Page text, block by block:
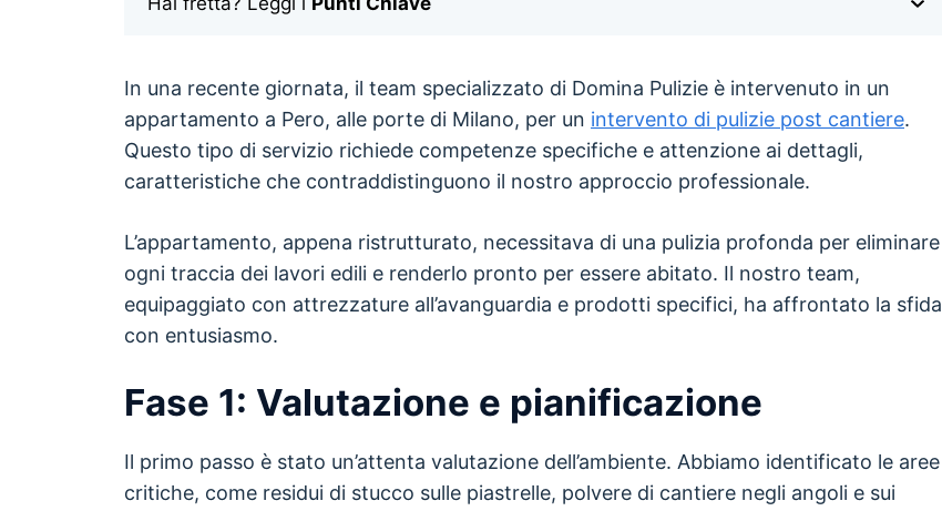
In una recente giornata, il team specializzato di Domina Pulizie è intervenuto in un
appartamento a Pero, alle porte di Milano, per un intervento di pulizie post cantiere.
Questo tipo di servizio richiede competenze specifiche e attenzione ai dettagli,
caratteristiche che contraddistinguono il nostro approccio professionale.
L’appartamento, appena ristrutturato, necessitava di una pulizia profonda per eliminare
ogni traccia dei lavori edili e renderlo pronto per essere abitato. Il nostro team,
equipaggiato con attrezzature all’avanguardia e prodotti specifici, ha affrontato la sfida
con entusiasmo.
Fase 1: Valutazione e pianificazione
Il primo passo è stato un’attenta valutazione dell’ambiente. Abbiamo identificato le aree
critiche, come residui di stucco sulle piastrelle, polvere di cantiere negli angoli e sui